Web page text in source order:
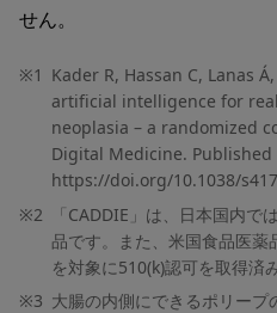
せん。
※1 Kader R, Hassan C, Lanas
artificial intelligence for
neoplasia – a randomized
Digital Medicine.
https://doi.org/10.1038/
※2
「CADDIE」は、日本国内
品です。また、米国食品医薬
を対象に510(k)認可を取得済
※3 大腸の内側にできるポリープ